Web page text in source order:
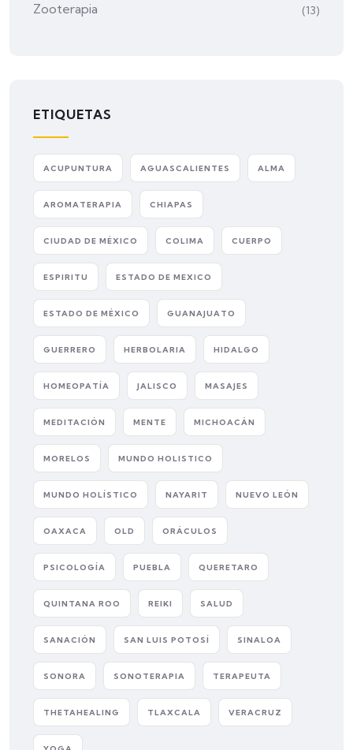
Zooterapia (13)
ETIQUETAS
ACUPUNTURA AGUASCALIENTES ALMA
AROMATERAPIA CHIAPAS
CIUDAD DE MÉXICO COLIMA CUERPO
ESPIRITU ESTADO DE MEXICO
ESTADO DE MÉXICO GUANAJUATO
GUERRERO HERBOLARIA HIDALGO
HOMEOPATÍA JALISCO MASAJES
MEDITACIÓN MENTE MICHOACÁN
MORELOS MUNDO HOLISTICO
MUNDO HOLÍSTICO NAYARIT NUEVO LEÓN
OAXACA OLD ORÁCULOS
PSICOLOGÍA PUEBLA QUERETARO
QUINTANA ROO REIKI SALUD
SANACIÓN SAN LUIS POTOSÍ SINALOA
SONORA SONOTERAPIA TERAPEUTA
THETAHEALING TLAXCALA VERACRUZ